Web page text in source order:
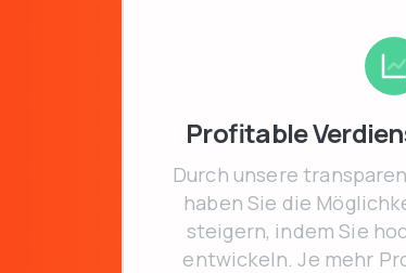
Profitable
Durch unsere
haben Sie die
steigern, indem Sie
entwickeln. Je mehr